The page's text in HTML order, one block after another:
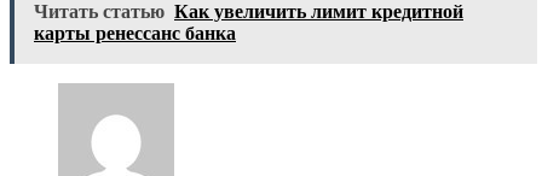
Читать статью Как увеличить лимит кредитной
карты ренессанс банка